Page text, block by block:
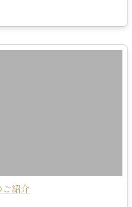
紹介